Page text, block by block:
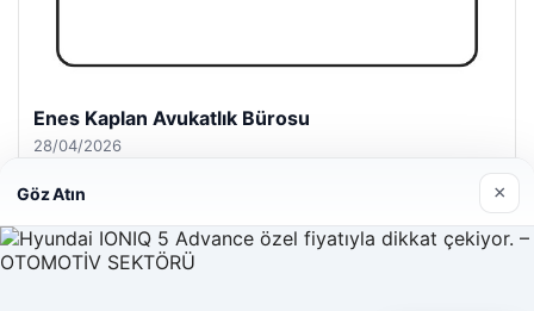
Enes Kaplan Avukatlık Bürosu
28/04/2026
Göz Atın ×